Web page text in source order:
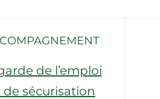
de l’emploi
sécurisation